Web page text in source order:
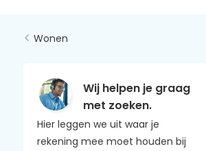
Wonen
Wij helpen je graag
met zoeken.
Hier leggen we uit waar je
rekening mee moet houden bij